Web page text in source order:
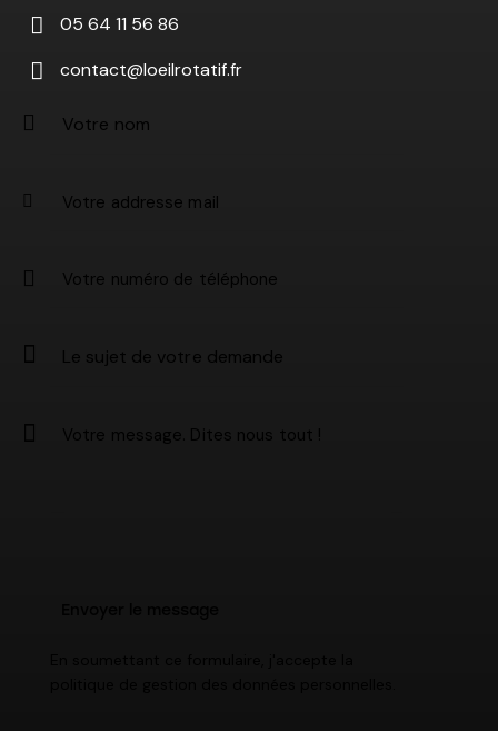
05 64 11 56 86
contact@loeilrotatif.fr